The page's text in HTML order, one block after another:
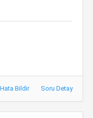
Hata Bildir Soru Detay